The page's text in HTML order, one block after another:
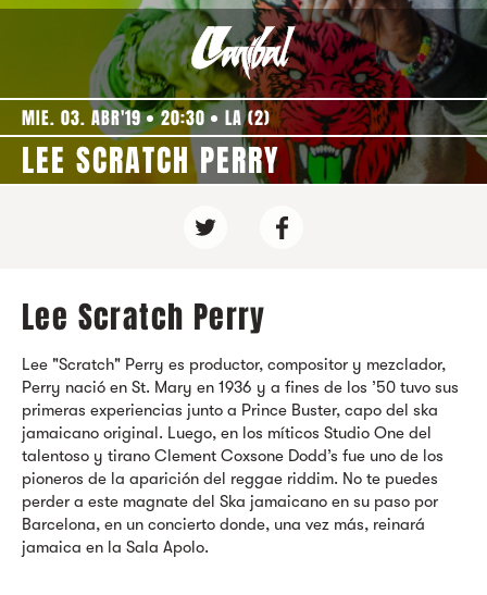
MIE. 03. ABR'19 20:30 LA (2)
LEE SCRATCH PERRY
Lee Scratch Perry
Lee "Scratch" Perry es productor, compositor y mezclador,
Perry nació en St. Mary en 1936 y a fines de los ’50 tuvo sus
primeras experiencias junto a Prince Buster, capo del ska
jamaicano original. Luego, en los míticos Studio One del
talentoso y tirano Clement Coxsone Dodd’s fue uno de los
pioneros de la aparición del reggae riddim. No te puedes
perder a este magnate del Ska jamaicano en su paso por
Barcelona, en un concierto donde, una vez más, reinará
jamaica en la Sala Apolo.